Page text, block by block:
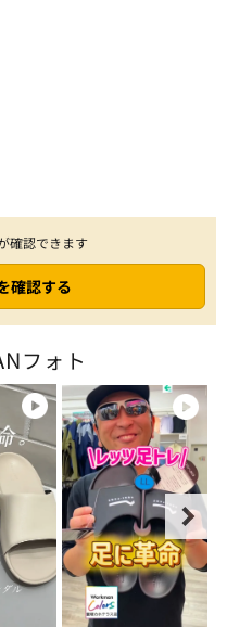
確認できます
確認する
フォト